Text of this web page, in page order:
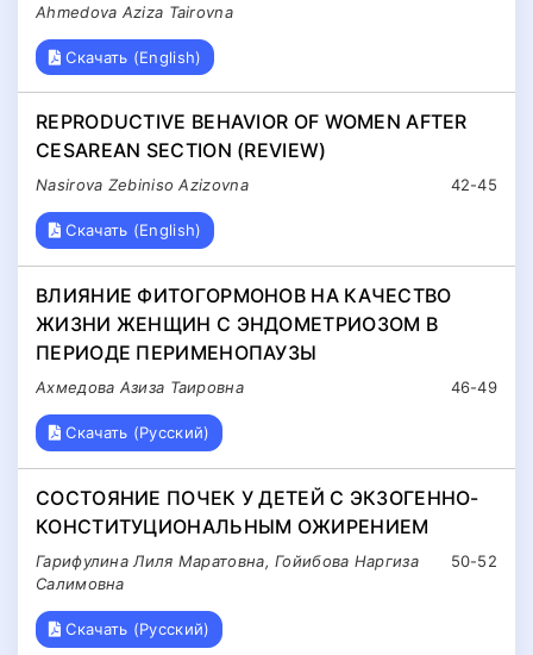
Ahmedova Aziza Tairovna
Скачать (English)
REPRODUCTIVE BEHAVIOR OF WOMEN AFTER
CESAREAN SECTION (REVIEW)
42-45
Nasirova Zebiniso Azizovna
Скачать (English)
ВЛИЯНИЕ ФИТОГОРМОНОВ НА КАЧЕСТВО
ЖИЗНИ ЖЕНЩИН С ЭНДОМЕТРИОЗОМ В
ПЕРИОДЕ ПЕРИМЕНОПАУЗЫ
46-49
Ахмедова Азиза Таировна
Скачать (Русский)
СОСТОЯНИЕ ПОЧЕК У ДЕТЕЙ С ЭКЗОГЕННО-
КОНСТИТУЦИОНАЛЬНЫМ ОЖИРЕНИЕМ
50-52
Гарифулина Лиля Маратовна, Гойибова Наргиза
Салимовна
Скачать (Русский)